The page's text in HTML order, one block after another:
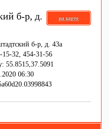
на карте
б-р, д.
б-р, д. 43а
32, 454-31-56
55.8515,37.5091
06:30